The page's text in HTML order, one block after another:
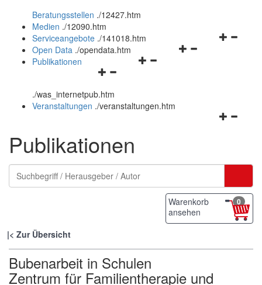
und
schließen
Beratungsstellen ./12427.htm
Medien ./12090.htm
Navigationsmenü
Serviceangebote ./141018.htm
Navigationsmenü
Open Data ./opendata.htm
Navigationsmenü
und
schließen
Publikationen
./was_internetpub.htm
Veranstaltungen ./veranstaltungen.htm
Publikationen
Warenkorb
ansehen
0
Zur Übersicht
Bubenarbeit in Schulen
Zentrum für Familientherapie und